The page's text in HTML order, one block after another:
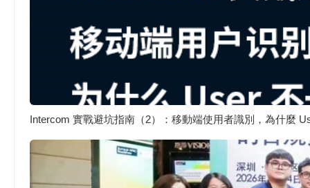
Intercom 實戰避坑指南（2）：移動端使用者識別，為什麼